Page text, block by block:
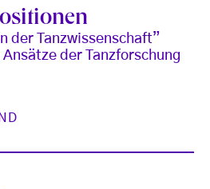
der Tanzwissenschaft”
der Tanzforschung